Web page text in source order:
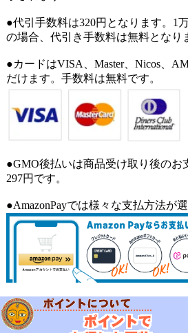
●代引手数料は320円となります。1
の場合、代引き手数料は無料となり
●カードはVISA、Master、Nicos、
だけます。手数料は無料です。
●GMO後払いは商品受け取り後のお
297円です。
●AmazonPayでは様々な支払方法が